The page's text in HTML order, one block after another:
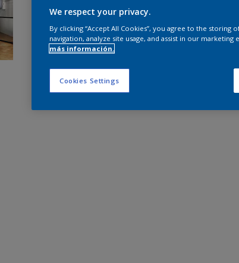
We respect your privacy.
By clicking “Accept All Cookies”, you agree to the
navigation, analyze site usage, and assist in our marketing
más información.
Cookies Settings